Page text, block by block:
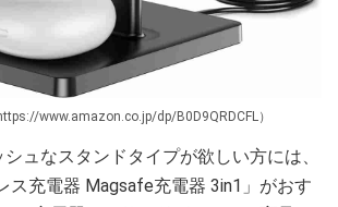
www.amazon.co.jp/dp/B0D9QRDCFL）
ュなスタンドタイプが欲しい方には、
ス充電器 Magsafe充電器 3in1」がおす